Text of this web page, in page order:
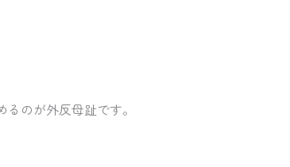
のが外反母趾です。